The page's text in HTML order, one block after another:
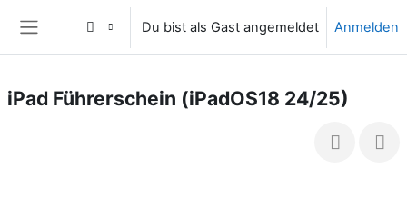
Website-Übersicht
Du bist als Gast angemeldet Anmelden
iPad Führerschein (iPadOS18 24/25)